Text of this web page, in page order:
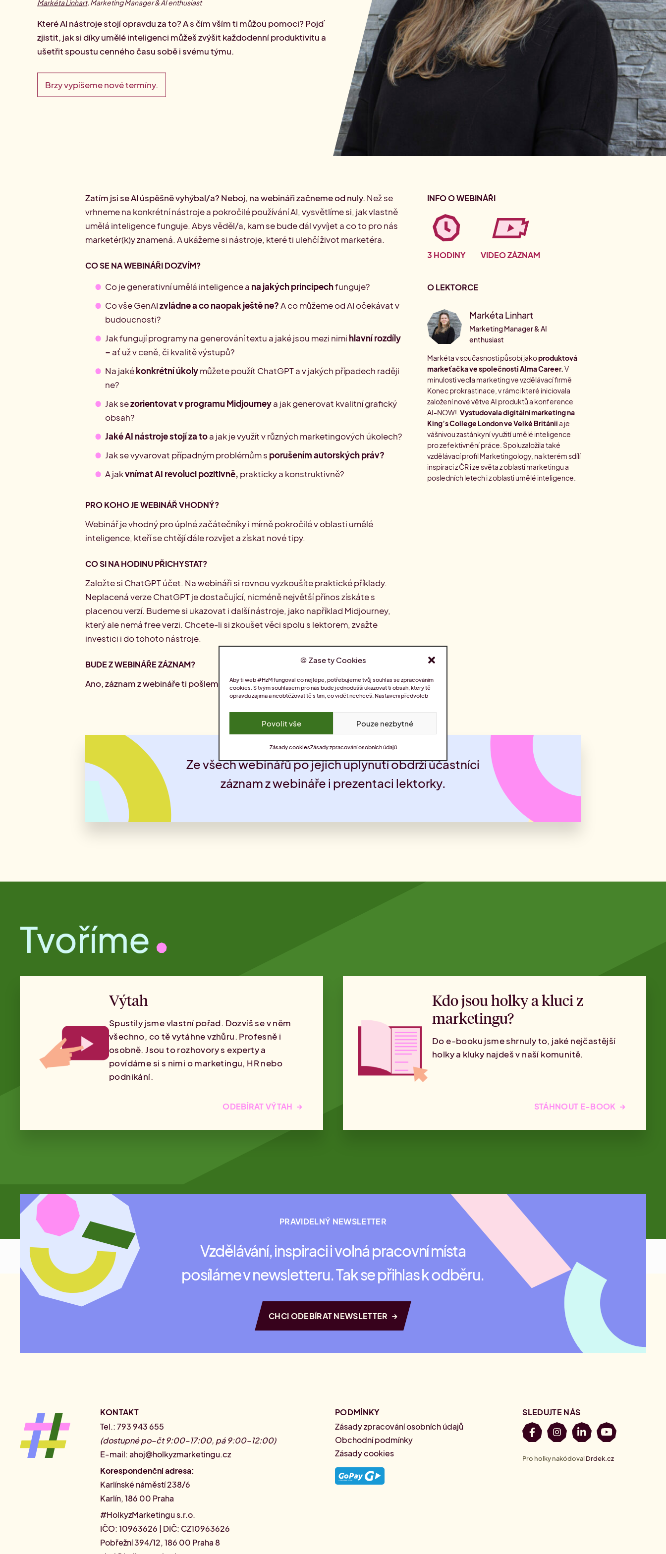
Zase ty Cookies
Aby ti web #HzM fungoval co nejlépe, potřebujeme tvůj souhlas se zpracováním
cookies. S tvým souhlasem pro nás bude jednodušší ukazovat ti obsah, který tě
opravdu zajímá a neobtěžovat tě s tím, co vidět nechceš. Nastavení předvoleb
Povolit vše Pouze nezbytné
Zásady cookiesZásady zpracování osobních údajů
Přehled Akademií
Markéta Linhart, Marketing Manager & AI enthusiast
Které AI nástroje stojí opravdu za to? A s čím vším ti můžou pomoci? Pojď
zjistit, jak si díky umělé inteligenci můžeš zvýšit každodenní produktivitu a
ušetřit spoustu cenného času sobě i svému týmu.
Brzy vypíšeme nové termíny.
Zatím jsi se AI úspěšně vyhýbal/a? Neboj, na webináři začneme od nuly. Než se
vrhneme na konkrétní nástroje a pokročilé používání AI, vysvětlíme si, jak vlastně
umělá inteligence funguje. Abys věděl/a, kam se bude dál vyvíjet a co to pro nás
marketér(k)y znamená. A ukážeme si nástroje, které ti ulehčí život marketéra.
CO SE NA WEBINÁŘI DOZVÍM?
Co je generativní umělá inteligence a na jakých principechfunguje?
Co vše GenAIzvládne a co naopak ještě ne?A co můžeme od AI očekávat v
budoucnosti?
Jak fungují programy na generování textu a jaké jsou mezi nimi hlavní rozdíly
– ať už v ceně, či kvalitě výstupů?
Na jakékonkrétní úkolymůžete použít ChatGPT a v jakých případech raději
ne?
Jak sezorientovat v programu Midjourneya jak generovat kvalitní grafický
obsah?
Jaké AI nástroje stojí za toa jak je využít v různých marketingových úkolech?
Jak se vyvarovat případným problémům s porušením autorských práv?
A jakvnímat AI revoluci pozitivně, prakticky a konstruktivně?
PRO KOHO JE WEBINÁŘ VHODNÝ?
Webinář je vhodný pro úplné začátečníky i mírně pokročilé v oblasti umělé
inteligence, kteří se chtějí dále rozvíjet a získat nové tipy.
CO SI NA HODINU PŘICHYSTAT?
Založte si ChatGPT účet. Na webináři si rovnou vyzkoušíte praktické příklady.
Neplacená verze ChatGPT je dostačující, nicméně největší přínos získáte s
placenou verzí. Budeme si ukazovat i další nástroje, jako například Midjourney,
který ale nemá free verzi. Chcete-li si zkoušet věci spolu s lektorem, zvažte
investici i do tohoto nástroje.
BUDE Z WEBINÁŘE ZÁZNAM?
Ano, záznam z webináře ti pošleme do 24 hodin.
INFO O WEBINÁŘI
3 HODINY VIDEO ZÁZNAM
O LEKTORCE
Markéta Linhart
Marketing Manager & AI
enthusiast
Markéta v současnosti působí jakoproduktová
markeťačka ve společnosti Alma Career.V
minulosti vedla marketing ve vzdělávací firmě
Konec prokrastinace, v rámci které iniciovala
založení nové větve AI produktů a konference
AI-NOW!. Vystudovala digitální marketing na
King’s College London ve Velké Britániia je
vášnivou zastánkyní využití umělé inteligence
pro zefektivnění práce. Spoluzaložila také
vzdělávací profil Marketingology, na kterém sdílí
inspiraci z ČR i ze světa z oblasti marketingu a
posledních letech i z oblasti umělé inteligence.
Ze všech webinářů po jejich uplynutí obdrží účastníci
záznam z webináře i prezentaci lektorky.
Tvoříme
Výtah
Spustily jsme vlastní pořad. Dozvíš se v něm
všechno, co tě vytáhne vzhůru. Profesně i
osobně. Jsou to rozhovory s experty a
povídáme si s nimi o marketingu, HR nebo
podnikání.
ODEBÍRAT VÝTAH →
Kdo jsou holky a kluci z
marketingu?
Do e-booku jsme shrnuly to, jaké nejčastější
holky a kluky najdeš v naší komunitě.
STÁHNOUT E-BOOK →
PRAVIDELNÝ NEWSLETTER
Vzdělávání, inspiraci i volná pracovní místa
posíláme v newsletteru. Tak se přihlas k odběru.
CHCI ODEBÍRAT NEWSLETTER →
KONTAKT
Tel.: 793 943 655
(dostupné po–čt 9:00–17:00, pá 9:00–12:00)
E-mail:ahoj@holkyzmarketingu.cz
Korespondenční adresa:
Karlínské náměstí 238/6
Karlín, 186 00 Praha
#HolkyzMarketingu s.r.o.
IČO: 10963626 | DIČ: CZ10963626
Pobřežní 394/12, 186 00 Praha 8
PODMÍNKY
Zásady zpracování osobních údajů
Obchodní podmínky
Zásady cookies
SLEDUJTE NÁS
Pro holky nakódovalDrdek.cz